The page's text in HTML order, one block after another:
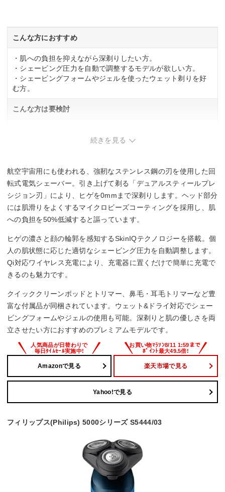
水洗い可
本体サイズ
幅60x高さ169x奥行69mm
こんな方におすすめ
・肌への負担を抑えながら深剃りしたい方。
・シェービング圧力を自動で調整するモデルが欲しい方。
・シェービングフォームやジェルを使ったウェット剃りを好
む方。
こんな方は要検討
・旅行時に充電器を持ち運びたい方。
続きを見る
航空宇宙用にも使われる、強靭なステンレス鋼の刃を使用した回
転式電気シェーバー。引き上げて剃る「デュアルスティールプレ
シジョン刃」により、ヒゲを0mmまで深剃りします。ヘッド部分
には肌滑りをよくするマイクロビーズコーティングを採用し、肌
への負担を50%低減すると謳っています。
ヒゲの濃さと顔の輪郭を感知するSkinIQテクノロジーを搭載。個
人の肌状態に応じた適切なシェービング圧力を自動調整します。
Qi対応ワイヤレス充電により、充電器に置くだけで簡単に充電で
きるのも魅力です。
クイッククリーンポッドとトリマー、鼻毛・耳毛トリマーなど豊
富な付属品が同梱されています。ウェット&ドライ対応でシェー
ビングフォームやジェルの使用も可能。深剃りと肌の優しさを両
立させたい方におすすめのプレミアムモデルです。
Amazonで見る 楽天市場で見る
Yahoo!で見る
フィリップス(Philips) 5000シリーズ S5444/03